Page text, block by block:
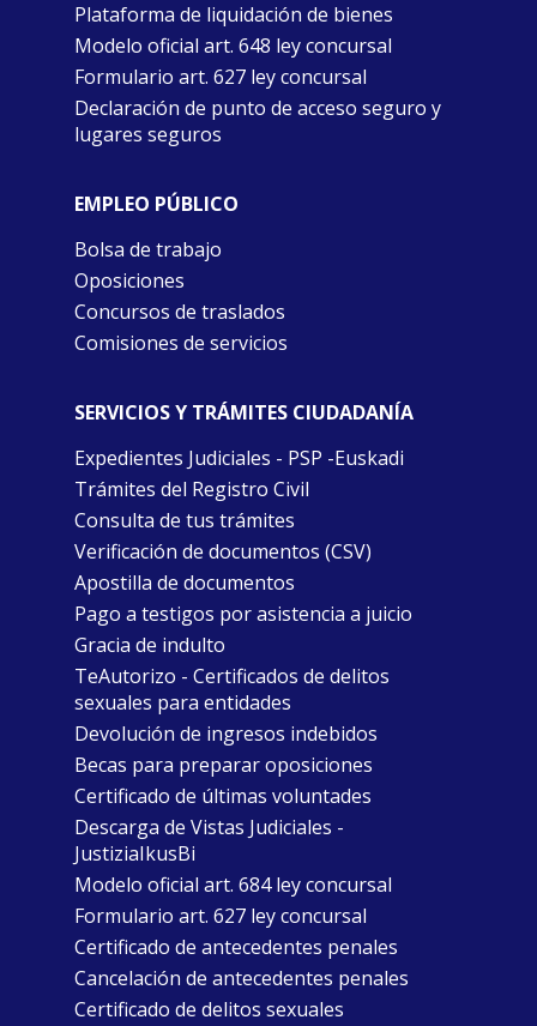
Plataforma de liquidación de bienes
Modelo oficial art. 648 ley concursal
Formulario art. 627 ley concursal
Declaración de punto de acceso seguro y
lugares seguros
EMPLEO PÚBLICO
Bolsa de trabajo
Oposiciones
Concursos de traslados
Comisiones de servicios
SERVICIOS Y TRÁMITES CIUDADANÍA
Expedientes Judiciales - PSP -Euskadi
Trámites del Registro Civil
Consulta de tus trámites
Verificación de documentos (CSV)
Apostilla de documentos
Pago a testigos por asistencia a juicio
Gracia de indulto
TeAutorizo - Certificados de delitos
sexuales para entidades
Devolución de ingresos indebidos
Becas para preparar oposiciones
Certificado de últimas voluntades
Descarga de Vistas Judiciales -
JustiziaIkusBi
Modelo oficial art. 684 ley concursal
Formulario art. 627 ley concursal
Certificado de antecedentes penales
Cancelación de antecedentes penales
Certificado de delitos sexuales